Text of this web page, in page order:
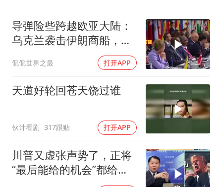
女儿为争财产堵门阻挠父亲出殡
公司“上四休三”但要降薪1000元
今日立秋你咬秋了吗
东方之约 相约未来
导弹险些跨越欧亚大陆：
乌克兰袭击伊朗商船，差
点引爆两场战争的“连环
雷”
侃侃世界之最 打开APP
天道好轮回苍天饶过谁
伙计看剧 317跟贴 打开APP
川普又虚张声势了，正将
“最后能给的机会”都给伊